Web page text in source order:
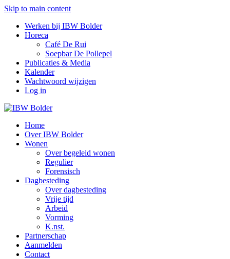
Skip to main content
Werken bij IBW Bolder
Horeca
Café De Rui
Soepbar De Pollepel
Publicaties & Media
Kalender
Wachtwoord wijzigen
Log in
Home
Over IBW Bolder
Wonen
Over begeleid wonen
Regulier
Forensisch
Dagbesteding
Over dagbesteding
Vrije tijd
Arbeid
Vorming
K.nst.
Partnerschap
Aanmelden
Contact